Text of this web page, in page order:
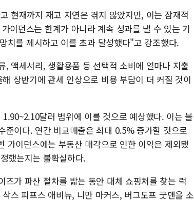
현재까지 재고 지연은 겪지 않았지만, 이는 잠재적
이던스는 한계가 아니라 계속 성과를 낼 수 있는 기
치를 제시하고 이를 초과 달성했다"고 강조했다.
액세서리, 생활용품 등 선택적 소비에 얼마나 지출
상반기에 관세 인상으로 비용 부담이 더 커질 것이
달러 범위에 이를 것으로 예상했다. 이는 블
이다. 연간 비교매출은 최대 0.5% 증가할 것으로
가이던스에는 부동산 매각으로 인한 이익은 제외됐
했는지는 불확실하다.
가 파산 절차를 밟는 동안 대체 쇼핑처를 찾는 럭
스 피프스 애비뉴, 니만 마커스, 버그도프 굿맨을 소